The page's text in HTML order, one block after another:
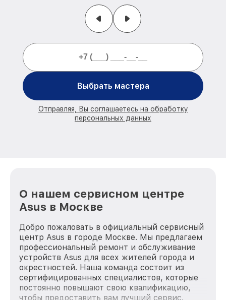
Выбрать мастера
Отправляя, Вы соглашаетесь на обработку
персональных данных
О нашем сервисном центре
Asus в Москве
Добро пожаловать в официальный сервисный
центр Asus в городе Москве. Мы предлагаем
профессиональный ремонт и обслуживание
устройств Asus для всех жителей города и
окрестностей. Наша команда состоит из
сертифицированных специалистов, которые
постоянно повышают свою квалификацию,
чтобы предоставить вам лучший сервис.